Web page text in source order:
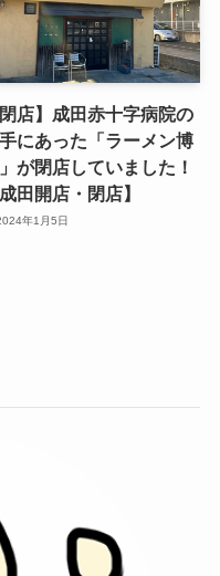
閉店】成田赤十字病院の
にあった「ラーメン博
が閉店していました！
成田開店・閉店】
年1月5日